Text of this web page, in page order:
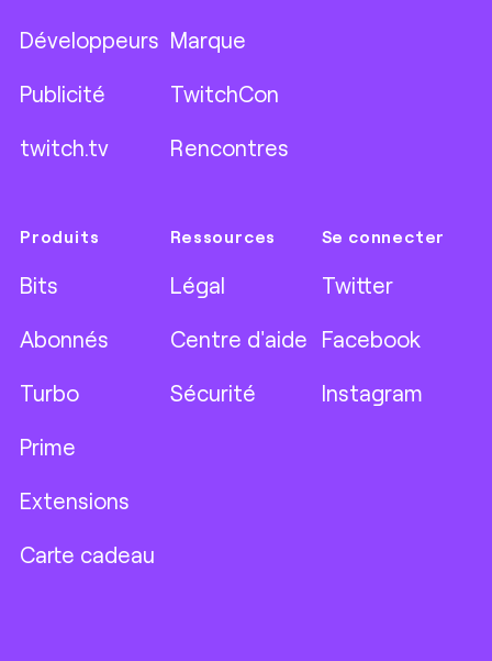
Développeurs
Publicité
twitch.tv
Marque
TwitchCon
Rencontres
Produits
Bits
Abonnés
Turbo
Prime
Extensions
Carte cadeau
Ressources
Légal
Centre d'aide
Sécurité
Se connecter
Twitter
Facebook
Instagram